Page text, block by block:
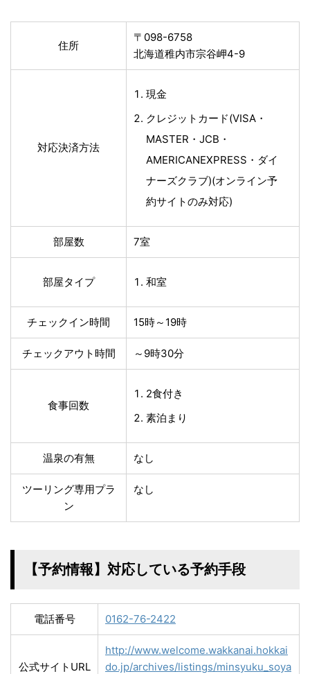
住所
〒098-6758
北海道稚内市宗谷岬4-9
対応決済方法
現金
クレジットカード(VISA・
MASTER・JCB・
AMERICANEXPRESS・ダイ
ナーズクラブ)(オンライン予
約サイトのみ対応)
部屋数 7室
部屋タイプ 和室
チェックイン時間 15時～19時
チェックアウト時間 ～9時30分
食事回数
2食付き
素泊まり
温泉の有無 なし
ツーリング専用プラ
ン
なし
【予約情報】対応している予約手段
電話番号 0162-76-2422
公式サイトURL
http://www.welcome.wakkanai.hokkai
do.jp/archives/listings/minsyuku_soya